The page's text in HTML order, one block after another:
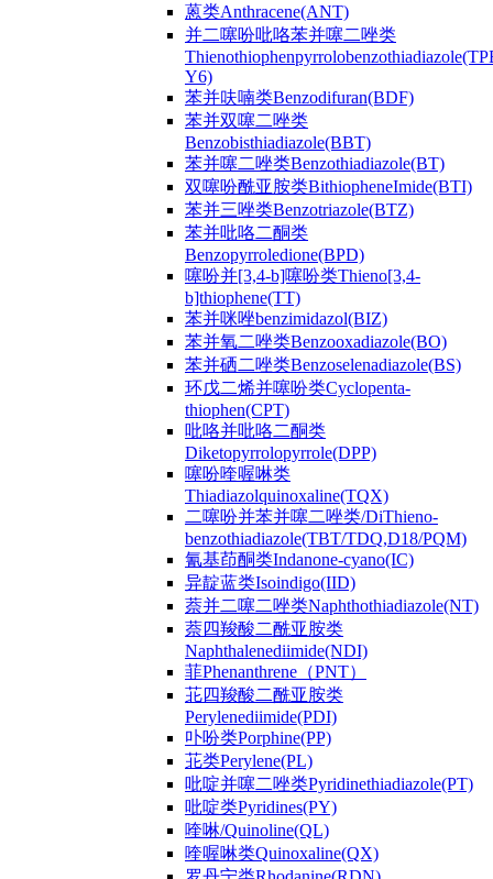
蒽类Anthracene(ANT)
并二噻吩吡咯苯并噻二唑类
Y6)
苯并呋喃类Benzodifuran(BDF)
苯并双噻二唑类
Benzobisthiadiazole(BBT)
苯并噻二唑类Benzothiadiazole(BT)
双噻吩酰亚胺类BithiopheneImide(BTI)
苯并三唑类Benzotriazole(BTZ)
苯并吡咯二酮类
Benzopyrroledione(BPD)
噻吩并[3,4-b]噻吩类Thieno[3,4-
b]thiophene(TT)
苯并咪唑benzimidazol(BIZ)
苯并氧二唑类Benzooxadiazole(BO)
苯并硒二唑类Benzoselenadiazole(BS)
环戊二烯并噻吩类Cyclopenta-
thiophen(CPT)
吡咯并吡咯二酮类
Diketopyrrolopyrrole(DPP)
噻吩喹喔啉类
Thiadiazolquinoxaline(TQX)
二噻吩并苯并噻二唑类/DiThieno-
benzothiadiazole(TBT/TDQ,D18/PQM)
氰基茚酮类Indanone-cyano(IC)
异靛蓝类Isoindigo(IID)
萘并二噻二唑类Naphthothiadiazole(NT)
萘四羧酸二酰亚胺类
Naphthalenediimide(NDI)
菲Phenanthrene（PNT）
苝四羧酸二酰亚胺类
Perylenediimide(PDI)
卟吩类Porphine(PP)
苝类Perylene(PL)
吡啶并噻二唑类Pyridinethiadiazole(PT)
吡啶类Pyridines(PY)
喹啉/Quinoline(QL)
喹喔啉类Quinoxaline(QX)